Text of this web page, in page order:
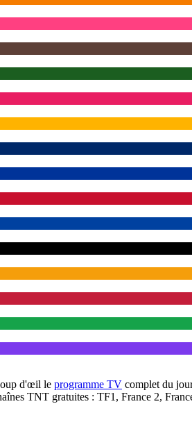
d'œil le programme TV complet du
TNT gratuites : TF1, France 2,